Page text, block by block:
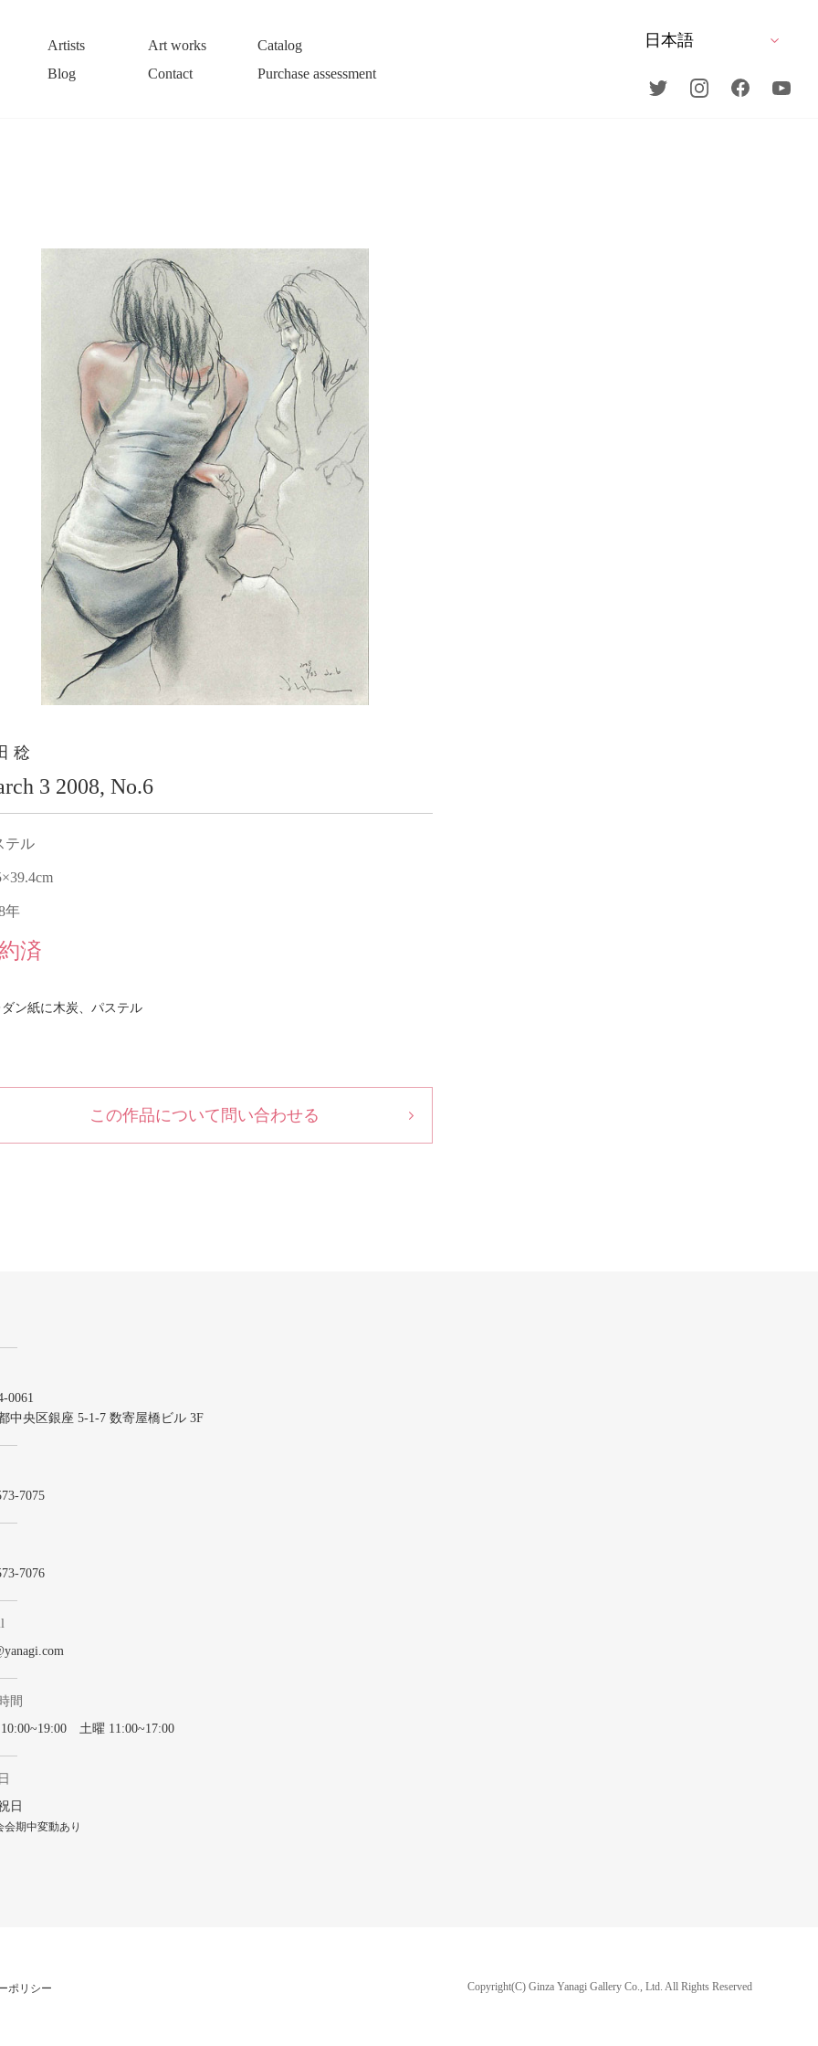
Artists Art works
Catalog
Blog
Contact Purchase assessment
稔
3 2008, No.6
テル
年
済
ン紙に木炭、パステル
この作品について問い合わせる
0061
中央区銀座 5-1-7 数寄屋橋ビル 3F
7075
7076
間
土曜 11:00~17:00
日
会期中変動あり
ポリシー Copyright(C) Ginza Yanagi Gallery Co., Ltd. All Rights Reserved